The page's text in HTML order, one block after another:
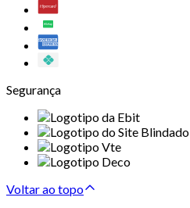
Segurança
Voltar ao topo